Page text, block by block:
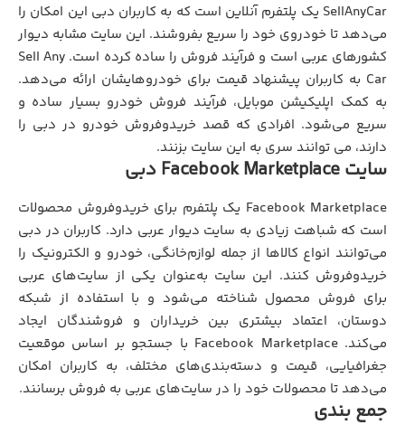
SellAnyCar یک پلتفرم آنلاین است که به کاربران دبی این امکان را
می‌دهد تا خودروی خود را سریع بفروشند. این سایت مشابه دیوار
کشورهای عربی است و فرآیند فروش را ساده کرده است. Sell Any
Car به کاربران پیشنهاد قیمت برای خودروهایشان ارائه می‌دهد.
به کمک اپلیکیشن موبایل، فرآیند فروش خودرو بسیار ساده و
سریع می‌شود. افرادی که قصد خریدوفروش خودرو در دبی را
دارند، می توانند سری به این سایت بزنند.
سایت Facebook Marketplace دبی
Facebook Marketplace یک پلتفرم برای خریدوفروش محصولات
است که شباهت زیادی به سایت دیوار عربی دارد. کاربران در دبی
می‌توانند انواع کالاها از جمله لوازم‌خانگی، خودرو و الکترونیک را
خریدوفروش کنند. این سایت به‌عنوان یکی از سایت‌های عربی
برای فروش محصول شناخته می‌شود و با استفاده از شبکه
دوستان، اعتماد بیشتری بین خریداران و فروشندگان ایجاد
می‌کند. Facebook Marketplace با جستجو بر اساس موقعیت
جغرافیایی، قیمت و دسته‌بندی‌های مختلف، به کاربران امکان
می‌دهد تا محصولات خود را در سایت‌های عربی به فروش برسانند.
جمع بندی